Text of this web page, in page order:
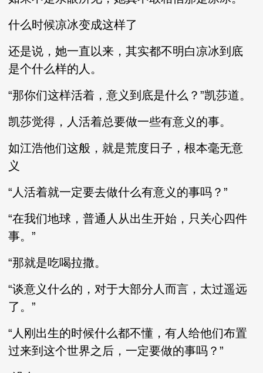
什么时候凉冰变成这样了
还是说，她一直以来，其实都不明白凉冰到底
是个什么样的人。
“那你们这样活着，意义到底是什么？”凯莎道。
凯莎觉得，人活着总要做一些有意义的事。
如江浩他们这般，就是荒度日子，根本毫无意
义
“人活着就一定要去做什么有意义的事吗？”
“在我们地球，普通人从出生开始，只关心四件
事。”
“那就是吃喝拉撒。
“谈意义什么的，对于大部分人而言，太过遥远
了。”
“人刚出生的时候什么都不懂，有人给他们布置
过来到这个世界之后，一定要做的事吗？”